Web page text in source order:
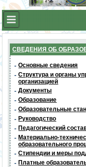
СВЕДЕНИЯ ОБ
- Основные сведения
- Структура и органы
организацией
- Документы
- Образование
- Образовательные
- Руководство
- Педагогический
- Материально-
образовательного
- Стипендии и меры
- Платные